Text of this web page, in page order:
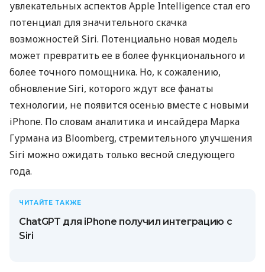
увлекательных аспектов Apple Intelligence стал его
потенциал для значительного скачка
возможностей Siri. Потенциально новая модель
может превратить ее в более функционального и
более точного помощника. Но, к сожалению,
обновление Siri, которого ждут все фанаты
технологии, не появится осенью вместе с новыми
iPhone. По словам аналитика и инсайдера Марка
Гурмана из Bloomberg, стремительного улучшения
Siri можно ожидать только весной следующего
года.
ЧИТАЙТЕ ТАКЖЕ
ChatGPT для iPhone получил интеграцию с
Siri